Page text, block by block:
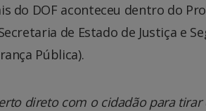
do DOF aconteceu dentro do
de Estado de Justiça e
Pública).
direto com o cidadão para